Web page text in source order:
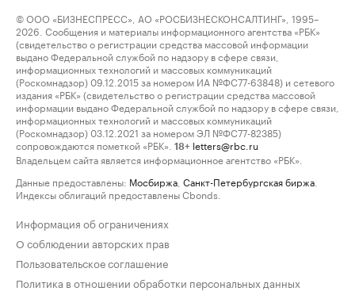
© ООО «БИЗНЕСПРЕСС», АО «РОСБИЗНЕСКОНСАЛТИНГ», 1995–
2026. Сообщения и материалы информационного агентства «РБК»
(свидетельство о регистрации средства массовой информации
выдано Федеральной службой по надзору в сфере связи,
информационных технологий и массовых коммуникаций
(Роскомнадзор) 09.12.2015 за номером ИА №ФС77-63848) и сетевого
издания «РБК» (свидетельство о регистрации средства массовой
информации выдано Федеральной службой по надзору в сфере связи,
информационных технологий и массовых коммуникаций
(Роскомнадзор) 03.12.2021 за номером ЭЛ №ФС77-82385)
сопровождаются пометкой «РБК».
18+ letters@rbc.ru
Владельцем сайта является информационное агентство «РБК».
Данные предоставлены: Мосбиржа Санкт-Петербургская биржа
Индексы облигаций предоставлены Cbonds.
Информация об ограничениях
О соблюдении авторских прав
Пользовательское соглашение
Политика в отношении обработки персональных данных